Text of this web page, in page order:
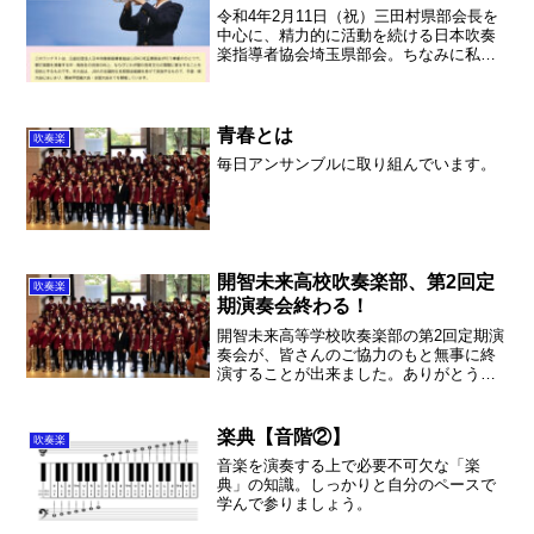
令和4年2月11日（祝）三田村県部会長を
中心に、精力的に活動を続ける日本吹奏
楽指導者協会埼玉県部会。ちなみに私は
楽の日、そして指揮法...
吹奏楽 青春とは
毎日アンサンブルに取り組んでいます。
吹奏楽
開智未来高校吹奏楽部、第2回定
期演奏会終わる！
開智未来高等学校吹奏楽部の第2回定期演
奏会が、皆さんのご協力のもと無事に終
演することが出来ました。ありがとうご
吹奏楽 楽典【音階②】
音楽を演奏する上で必要不可欠な「楽
典」の知識。しっかりと自分のペースで
学んで参りましょう。